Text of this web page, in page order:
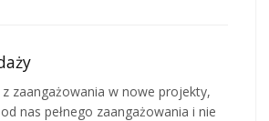
z zaangażowania w nowe projekty,
nas pełnego zaangażowania i nie